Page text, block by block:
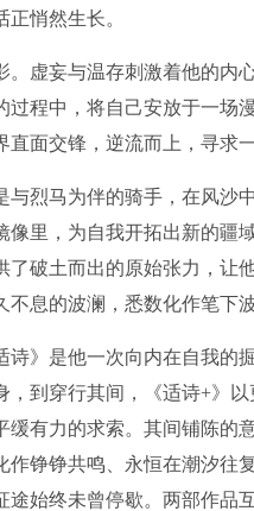
悄然生长。
虚妄与温存刺激着他的内
程中，将自己安放于一场
面交锋，逆流而上，寻求
烈马为伴的骑手，在风沙
里，为自我开拓出新的疆
破土而出的原始张力，让
息的波澜，悉数化作笔下
》是他一次向内在自我的
到穿行其间，《适诗+》
有力的求索。其间铺陈的
铮铮共鸣、永恒在潮汐往
始终未曾停歇。两部作品